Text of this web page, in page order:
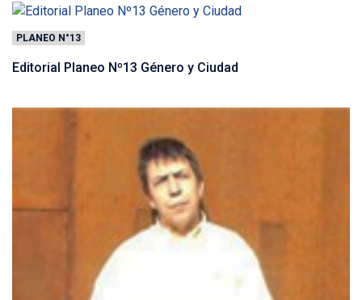
PLANEO N°13
Editorial Planeo Nº13 Género y Ciudad